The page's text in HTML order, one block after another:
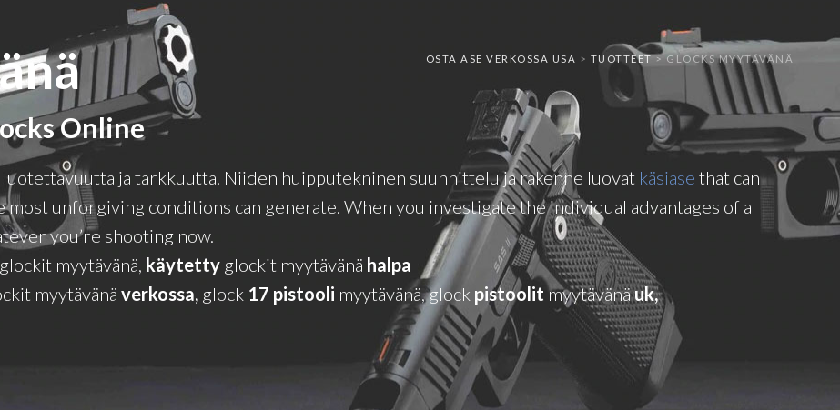
OSTA ASE VERKOSSA USA > TUOTTEET>GLOCKS MYYTÄVÄNÄ
Online
ja tarkkuutta. Niiden huipputekninen suunnittelu ja rakenne luovat käsiase that can
unforgiving conditions can generate. When you investigate the individual advantages of a
you’re shooting now.
myytävänä, käytettyglockit myytävänä halpa
myytävänä verkossa, glock 17 pistooli myytävänä, glock pistoolit myytävänäuk,